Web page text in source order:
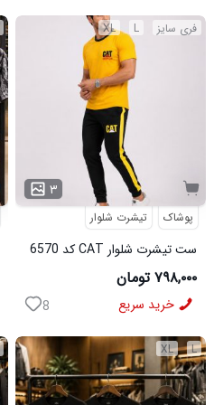
فری سایز L
XL
۳
پوشاک تیشرت شلوار
ست تیشرت شلوار CAT کد 6570
۷۹۸,۰۰۰ تومان
خرید سریع 8
L
XL